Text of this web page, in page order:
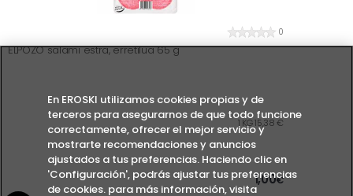
0
ELPOZO salami estra, erretilua 65 g
1 KG 15,38 €
1,00€
En EROSKI utilizamos cookies propias y de
terceros para asegurarnos de que todo funcione
correctamente, ofrecer el mejor servicio y
mostrarte recomendaciones y anuncios
ajustados a tus preferencias. Haciendo clic en
'Configuración', podrás ajustar tus preferencias
de cookies. para más información, visita